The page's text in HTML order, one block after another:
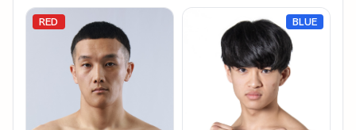
RED BLUE